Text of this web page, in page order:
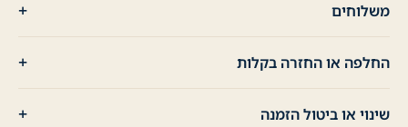
משלוחים
החלפה או החזרה בקלות
שינוי או ביטול הזמנה